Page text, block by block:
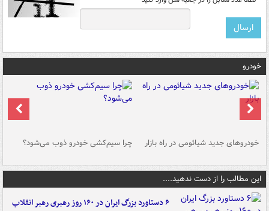
خودرو
خودروهای جدید شیائومی در راه بازار چرا سیم‌کشی خودرو ذوب می‌شود؟
این مطالب را از دست ندهید....
۶ دستاورد بزرگ ایران در ۱۶۰ روز رهبری رهبر انقلاب